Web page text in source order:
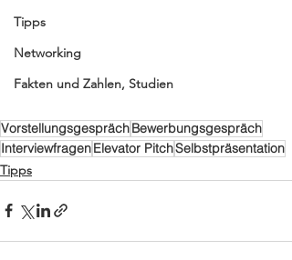
Tipps
Networking
Fakten und Zahlen, Studien
VorstellungsgesprächBewerbungsgespräch
InterviewfragenElevator PitchSelbstpräsentation
Tipps